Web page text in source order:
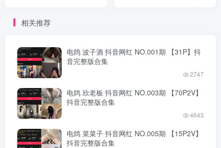
相关推荐
电鸽 波子酒 抖音网红 NO.001期 【31P】抖
音完整版合集
2747
电鸽 欣老板 抖音网红 NO.003期 【70P2V】
抖音完整版合集
4643
电鸽 菜菜子 抖音网红 NO.005期 【15P2V】
抖音完整版合集